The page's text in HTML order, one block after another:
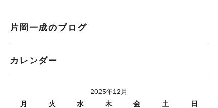
片岡一成のブログ
カレンダー
2025年12月
月
火 水 木 金 土 日